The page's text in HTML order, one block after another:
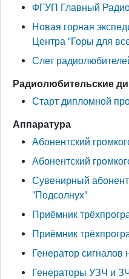
ФГУП Главный
Новая горная
Центра "Горы для
Слет
Радиолюбительские
Старт дипломной
Аппаратура
Абонентский
Абонентский
Сувенирный
"Подсолнух"
Приёмник
Приёмник
Генератор сигналов
Генераторы УЗЧ и